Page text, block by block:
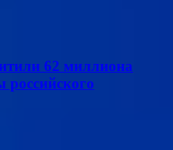
62 миллиона
российского